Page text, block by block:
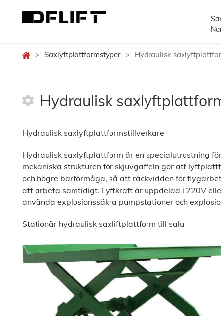
> Saxlyftplattformstyper > Hydraulisk
Hydraulisk
Hydraulisk saxlyftplattformstillverkare
Hydraulisk saxlyftplattform är en specialutrustning
mekaniska strukturen för skjuvgaffeln gör att
och högre bärförmåga, så att räckvidden för
att arbeta samtidigt. Lyftkraft är uppdelad i 220V
använda explosionssäkra pumpstationer och
Stationär hydraulisk saxliftplattform till salu